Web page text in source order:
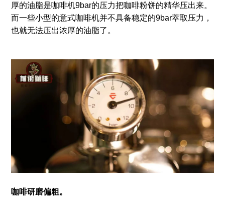
厚的油脂是咖啡机9bar的压力把咖啡粉饼的精华压出来。
而一些小型的意式咖啡机并不具备稳定的9bar萃取压力，
也就无法压出浓厚的油脂了。
咖啡研磨偏粗。